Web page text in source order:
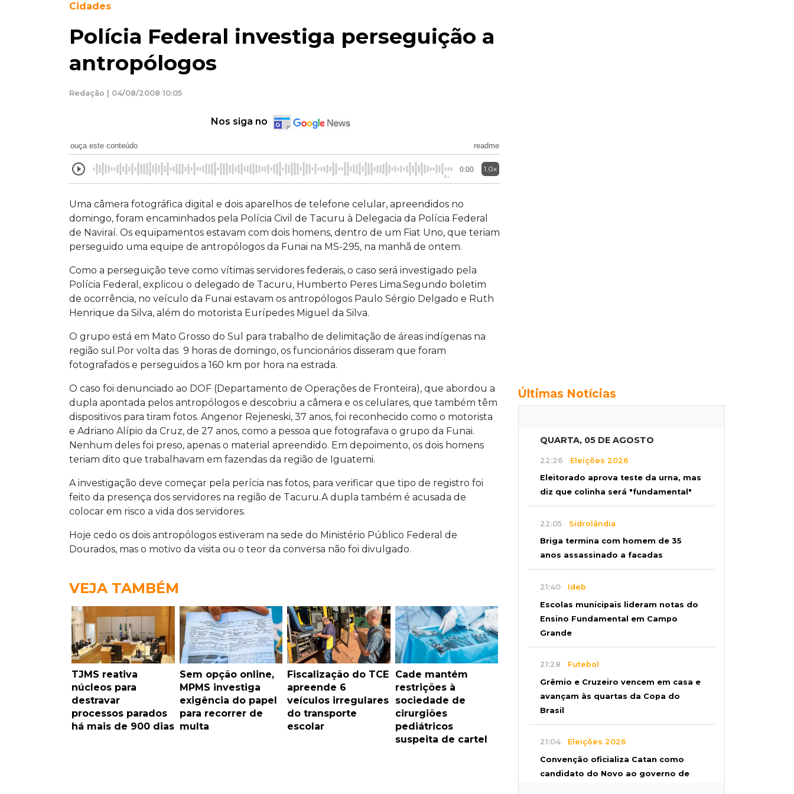
Cidades
Polícia Federal investiga perseguição a
antropólogos
Redação | 04/08/2008 10:05
Nos siga no
ouça este conteúdo readme
0:00 1.0x
Uma câmera fotográfica digital e dois aparelhos de telefone celular, apreendidos no
domingo, foram encaminhados pela Polícia Civil de Tacuru à Delegacia da Polícia Federal
de Naviraí. Os equipamentos estavam com dois homens, dentro de um Fiat Uno, que teriam
perseguido uma equipe de antropólogos da Funai na MS-295, na manhã de ontem.
Como a perseguição teve como vítimas servidores federais, o caso será investigado pela
Polícia Federal, explicou o delegado de Tacuru, Humberto Peres Lima.Segundo boletim
de ocorrência, no veículo da Funai estavam os antropólogos Paulo Sérgio Delgado e Ruth
Henrique da Silva, além do motorista Eurípedes Miguel da Silva.
O grupo está em Mato Grosso do Sul para trabalho de delimitação de áreas indígenas na
região sul.Por volta das 9 horas de domingo, os funcionários disseram que foram
fotografados e perseguidos a 160 km por hora na estrada.
O caso foi denunciado ao DOF (Departamento de Operações de Fronteira), que abordou a
dupla apontada pelos antropólogos e descobriu a câmera e os celulares, que também têm
dispositivos para tiram fotos. Angenor Rejeneski, 37 anos, foi reconhecido como o motorista
e Adriano Alípio da Cruz, de 27 anos, como a pessoa que fotografava o grupo da Funai.
Nenhum deles foi preso, apenas o material apreendido. Em depoimento, os dois homens
teriam dito que trabalhavam em fazendas da região de Iguatemi.
A investigação deve começar pela perícia nas fotos, para verificar que tipo de registro foi
feito da presença dos servidores na região de Tacuru.A dupla também é acusada de
colocar em risco a vida dos servidores.
Hoje cedo os dois antropólogos estiveram na sede do Ministério Público Federal de
Dourados, mas o motivo da visita ou o teor da conversa não foi divulgado.
VEJA TAMBÉM
TJMS reativa
núcleos para
destravar
processos parados
há mais de 900 dias
Sem opção online,
MPMS investiga
exigência do papel
para recorrer de
multa
Fiscalização do TCE
apreende 6
veículos irregulares
do transporte
escolar
Cade mantém
restrições à
sociedade de
cirurgiões
pediátricos
suspeita de cartel
Últimas Notícias
QUARTA, 05 DE AGOSTO
22:26 Eleições 2026
Eleitorado aprova teste da urna, mas
diz que colinha será "fundamental"
22:05 Sidrolândia
Briga termina com homem de 35
anos assassinado a facadas
21:40 Ideb
Escolas municipais lideram notas do
Ensino Fundamental em Campo
Grande
21:28 Futebol
Grêmio e Cruzeiro vencem em casa e
avançam às quartas da Copa do
Brasil
21:04 Eleições 2026
Convenção oficializa Catan como
candidato do Novo ao governo de